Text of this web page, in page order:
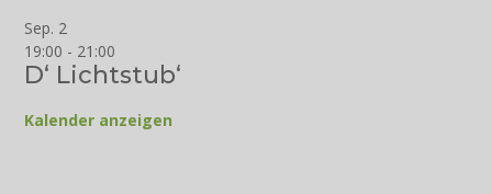
Sep. 2
19:00 - 21:00
D‘ Lichtstub‘
Kalender anzeigen